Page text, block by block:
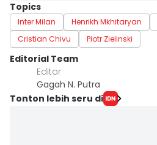
Topics
Inter Milan Henrikh Mkhitaryan
Cristian Chivu
Piotr Zielinski
Editorial Team
Editor
Gagah N. Putra
Tonton lebih seru di